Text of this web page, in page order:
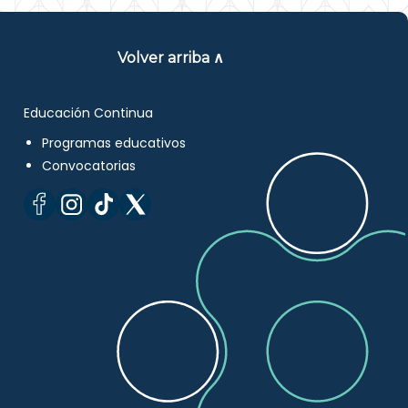
Volver arriba ∧
Educación Continua
Programas educativos
Convocatorias